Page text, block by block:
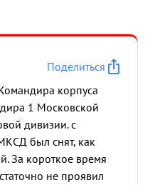
Поделиться
корпуса
1 Московской
дивизии. с
был снят, как
За короткое время
не проявил